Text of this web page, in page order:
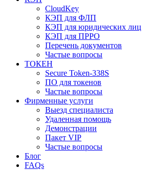
CloudKey
КЭП для ФЛП
КЭП для юридических лиц
КЭП для ПРРО
Перечень документов
Частые вопросы
ТОКЕН
Secure Token-338S
ПО для токенов
Частые вопросы
Фирменные услуги
Выезд специалиста
Удаленная помощь
Демонстрации
Пакет VIP
Частые вопросы
Блог
FAQs